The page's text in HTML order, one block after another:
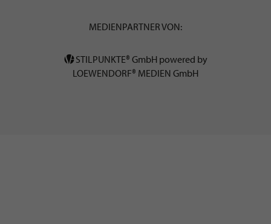
MEDIENPARTNER VON:
STILPUNKTE® GmbH powered by
LOEWENDORF® MEDIEN GmbH